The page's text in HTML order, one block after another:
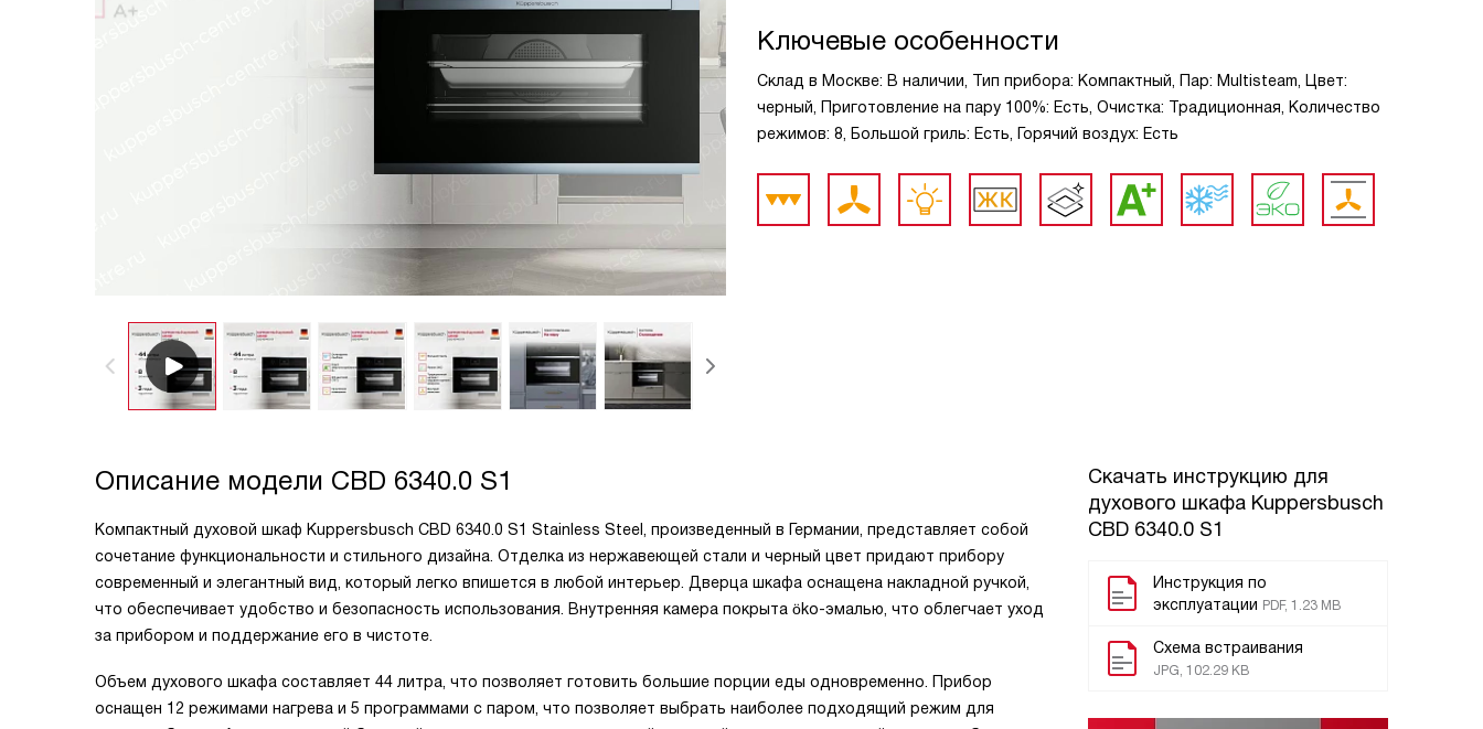
Ключевые особенности
Склад в Москве: В наличии, Тип прибора: Компактный, Пар: Multisteam, Цвет:
черный, Приготовление на пару 100%: Есть, Очистка: Традиционная, Количество
режимов: 8, Большой гриль: Есть, Горячий воздух: Есть
Скачать инструкцию для
духового шкафа Kuppersbusch
CBD 6340.0 S1
Инструкция по
эксплуатации PDF, 1.23 MB
Схема встраивания
JPG, 102.29 KB
Описание модели CBD 6340.0 S1
Компактный духовой шкаф Kuppersbusch CBD 6340.0 S1 Stainless Steel, произведенный в Германии, представляет собой
сочетание функциональности и стильного дизайна. Отделка из нержавеющей стали и черный цвет придают прибору
современный и элегантный вид, который легко впишется в любой интерьер. Дверца шкафа оснащена накладной ручкой,
что обеспечивает удобство и безопасность использования. Внутренняя камера покрыта öko-эмалью, что облегчает уход
за прибором и поддержание его в чистоте.
Объем духового шкафа составляет 44 литра, что позволяет готовить большие порции еды одновременно. Прибор
оснащен 12 режимами нагрева и 5 программами с паром, что позволяет выбрать наиболее подходящий режим для